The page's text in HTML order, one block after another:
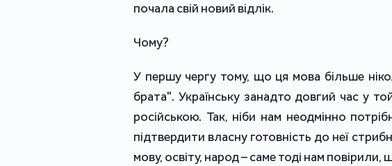
почала свій новий відлік.
Чому?
У першу чергу тому, що ця мова більше
брата". Українську занадто довгий час у
російською. Так, ніби нам неодмінно
підтвердити власну готовність до неї
мову, освіту, народ – саме тоді нам повірили,